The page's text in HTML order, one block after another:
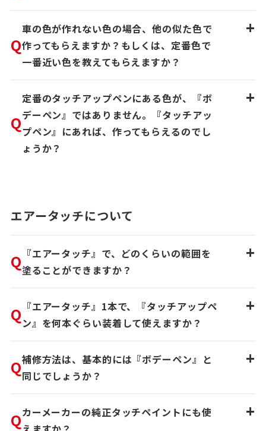
Q
車の色が作れない色の場合、他の似た色で
作ってもらえますか？もしくは、定番色で
一番近い色を教えてもらえますか？
+
Q
定番のタッチアップペンにある色が、『ボ
デーペン』ではありません。『タッチアッ
プペン』にあれば、作ってもらえるのでし
ょうか？
+
エアータッチについて
Q 『エアータッチ』で、どのくらいの範囲を
塗ることができますか？
+
Q 『エアータッチ』1本で、『タッチアップペ
ン』を何本ぐらい装着して使えますか？
+
Q補修方法は、基本的には『ボデーペン』と
同じでしょうか？
+
Qカーメーカーの純正タッチペイントにも使
+